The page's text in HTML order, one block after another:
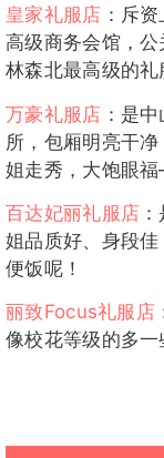
皇家礼服店 ：斥
高级商务会馆，
林森北最高级的礼
万豪礼服店 ：是
所，包厢明亮干
姐走秀，大饱眼福
百达妃丽礼服店
姐品质好、身段
便饭呢！
丽致Focus礼服店
像校花等级的多